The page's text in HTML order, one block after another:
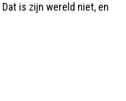
is zijn wereld niet, en